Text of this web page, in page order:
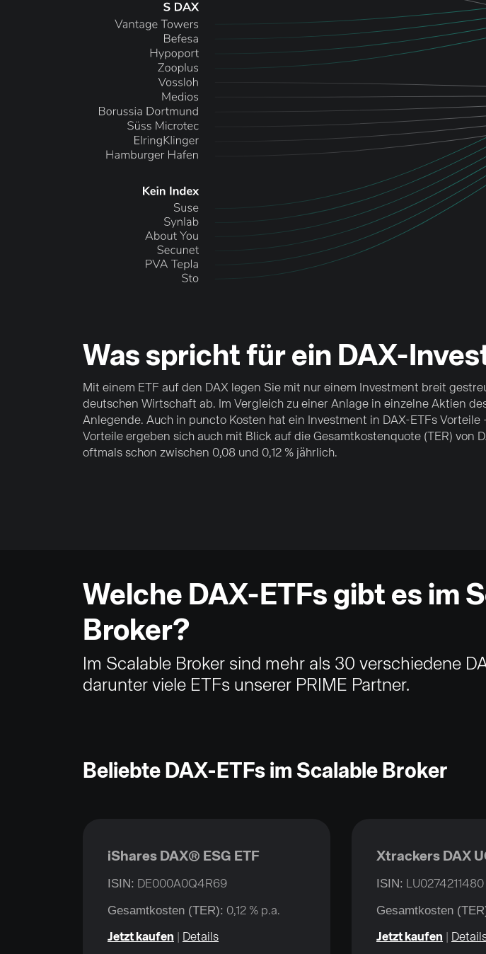
Was spricht für ein DAX-
Mit einem ETF auf den DAX legen Sie mit nur einem Investment breit
deutschen Wirtschaft ab. Im Vergleich zu einer Anlage in einzelne Aktien
Anlegende. Auch in puncto Kosten hat ein Investment in DAX-ETFs
Vorteile ergeben sich auch mit Blick auf die Gesamtkostenquote (TER) von
oftmals schon zwischen 0,08 und 0,12 % jährlich.
Welche DAX-ETFs gibt es im
Broker?
Im Scalable Broker sind mehr als 30 verschiedene
darunter viele ETFs unserer PRIME Partner.
Beliebte DAX-ETFs im Scalable Broker
iShares DAX® ESG ETF
ISIN: DE000A0Q4R69
Gesamtkosten (TER): 0,12 % p.a.
Jetzt kaufen Details
Xtrackers DAX
ISIN: LU0274211480
Gesamtkosten
Jetzt kaufen